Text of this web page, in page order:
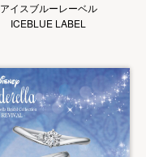
アイスブルーレーベル
ICEBLUE LABEL